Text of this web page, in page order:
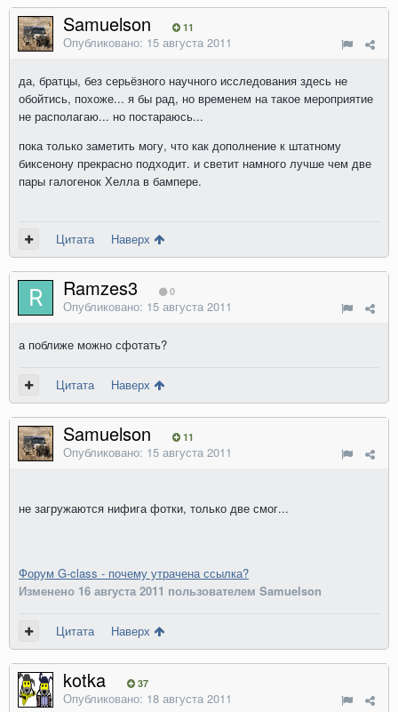
Samuelson 11
Опубликовано: 15 августа 2011
да, братцы, без серьёзного научного исследования здесь не
обойтись, похоже... я бы рад, но временем на такое мероприятие
не располагаю... но постараюсь...
пока только заметить могу, что как дополнение к штатному
биксенону прекрасно подходит. и светит намного лучше чем две
пары галогенок Хелла в бампере.
Цитата Наверх
Ramzes3 0
Опубликовано: 15 августа 2011
а поближе можно сфотать?
Цитата Наверх
Samuelson 11
Опубликовано: 15 августа 2011
не загружаются нифига фотки, только две смог...
Форум G-class - почему утрачена ссылка?
Изменено 16 августа 2011 пользователем Samuelson
Цитата Наверх
kotka 37
Опубликовано: 18 августа 2011